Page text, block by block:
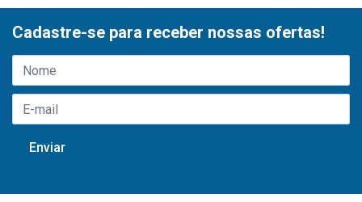
Cadastre-se para receber nossas ofertas!